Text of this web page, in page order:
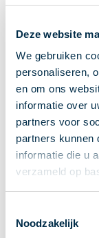
Deze website
We gebruiken
personaliseren,
en om ons
informatie over
partners voor
partners kunnen
informatie die u
verzameld op
Noodzakelijk
Feiten &
Actueel
Roadmap